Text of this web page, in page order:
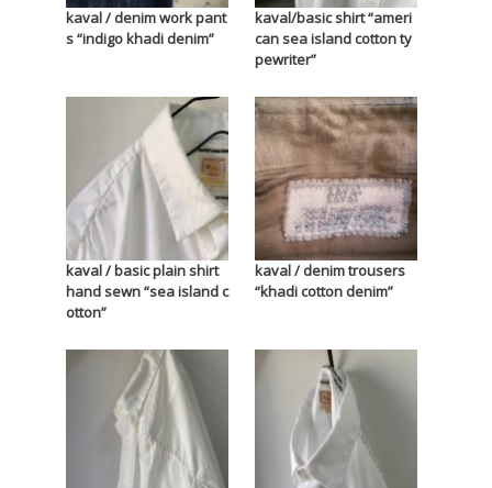
kaval / denim work pant
s “indigo khadi denim”
kaval/basic shirt “ameri
can sea island cotton ty
pewriter”
kaval / basic plain shirt
hand sewn “sea island c
otton”
kaval / denim trousers
“khadi cotton denim”